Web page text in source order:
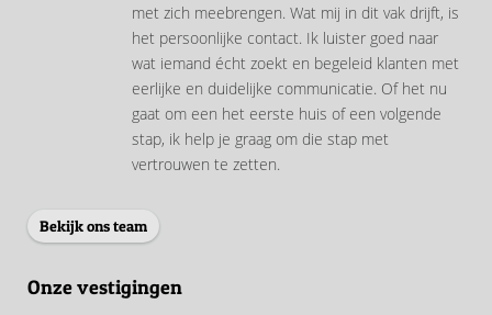
met zich meebrengen. Wat mij in dit vak drijft, is
het persoonlijke contact. Ik luister goed naar
wat iemand écht zoekt en begeleid klanten met
eerlijke en duidelijke communicatie. Of het nu
gaat om een het eerste huis of een volgende
stap, ik help je graag om die stap met
vertrouwen te zetten.
Bekijk ons team
Onze vestigingen